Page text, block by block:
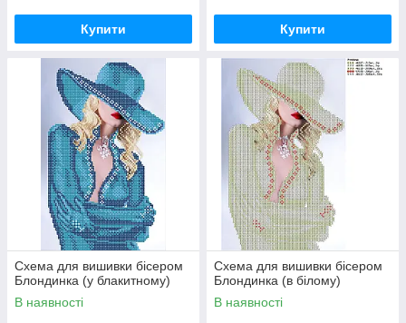
Купити Купити
Схема для вишивки бісером
Блондинка (у блакитному)
В наявності
Схема для вишивки бісером
Блондинка (в білому)
В наявності